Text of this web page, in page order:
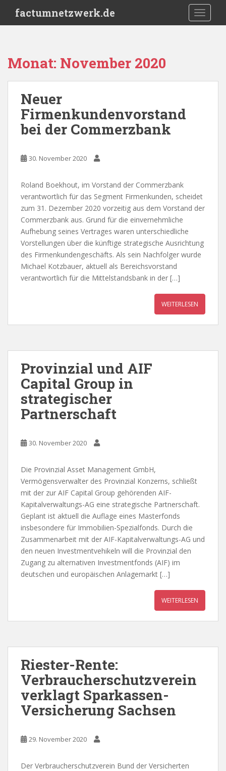
i
factumnetzwerk.de
Monat: November 2020
Neuer
Firmenkundenvorstand
bei der Commerzbank
30. November 2020
Roland Boekhout, im Vorstand der Commerzbank
verantwortlich für das Segment Firmenkunden, scheidet
zum 31. Dezember 2020 vorzeitig aus dem Vorstand der
Commerzbank aus. Grund für die einvernehmliche
Aufhebung seines Vertrages waren unterschiedliche
Vorstellungen über die künftige strategische Ausrichtung
des Firmenkundengeschäfts. Als sein Nachfolger wurde
Michael Kotzbauer, aktuell als Bereichsvorstand
verantwortlich für die Mittelstandsbank in der […]
WEITERLESEN
Provinzial und AIF
Capital Group in
strategischer
Partnerschaft
30. November 2020
Die Provinzial Asset Management GmbH,
Vermögensverwalter des Provinzial Konzerns, schließt
mit der zur AIF Capital Group gehörenden AIF-
Kapitalverwaltungs-AG eine strategische Partnerschaft.
Geplant ist aktuell die Auflage eines Masterfonds
insbesondere für Immobilien-Spezialfonds. Durch die
Zusammenarbeit mit der AIF-Kapitalverwaltungs-AG und
den neuen Investmentvehikeln will die Provinzial den
Zugang zu alternativen Investmentfonds (AIF) im
deutschen und europäischen Anlagemarkt […]
WEITERLESEN
Riester-Rente:
Verbraucherschutzverein
verklagt Sparkassen-
Versicherung Sachsen
29. November 2020
Der Verbraucherschutzverein Bund der Versicherten